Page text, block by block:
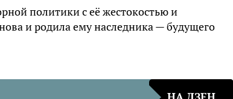
политики с её жестокостью и
и родила ему наследника — будущего